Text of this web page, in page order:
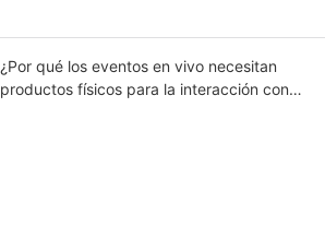
¿Por qué los eventos en vivo necesitan
productos físicos para la interacción con